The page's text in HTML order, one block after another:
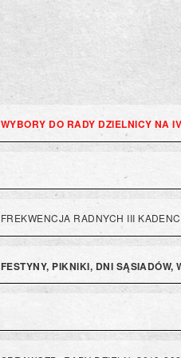
WYBORY DO RADY DZIELNICY NA
FREKWENCJA RADNYCH III
FESTYNY, PIKNIKI, DNI SĄSIADÓW,